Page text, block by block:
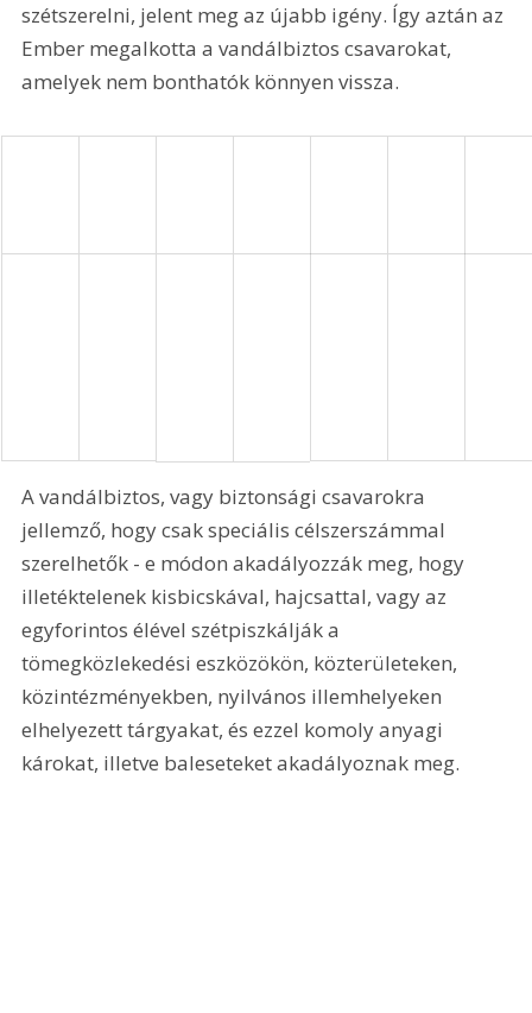
szétszerelni, jelent meg az újabb igény. Így aztán az
Ember megalkotta a vandálbiztos csavarokat,
amelyek nem bonthatók könnyen vissza.
A vandálbiztos, vagy biztonsági csavarokra
jellemző, hogy csak speciális célszerszámmal
szerelhetők - e módon akadályozzák meg, hogy
illetéktelenek kisbicskával, hajcsattal, vagy az
egyforintos élével szétpiszkálják a
tömegközlekedési eszközökön, közterületeken,
közintézményekben, nyilvános illemhelyeken
elhelyezett tárgyakat, és ezzel komoly anyagi
károkat, illetve baleseteket akadályoznak meg.